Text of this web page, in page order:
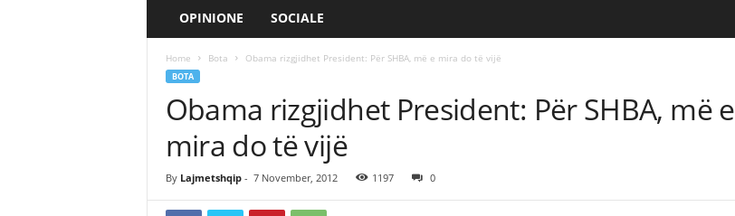
OPINIONE SOCIALE
Home Bota Obama rizgjidhet President: Për SHBA, më e mira do të vijë
BOTA
Obama rizgjidhet President: Për SHBA, më e
mira do të vijë
By Lajmetshqip- 7 November, 2012 1197 0